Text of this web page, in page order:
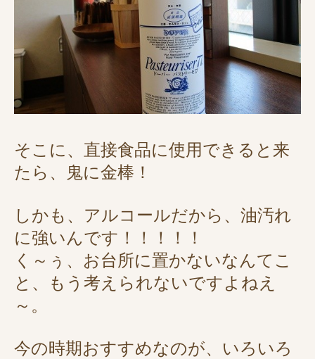
そこに、直接食品に使用できると来
たら、鬼に金棒！
しかも、アルコールだから、油汚れ
に強いんです！！！！！
く～ぅ、お台所に置かないなんてこ
と、もう考えられないですよねえ
～。
今の時期おすすめなのが、いろいろ